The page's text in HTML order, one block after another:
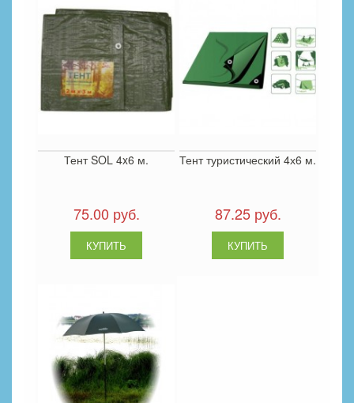
Тент SOL 4x6 м.
75.00 руб.
Тент туристический 4х6 м.
87.25 руб.